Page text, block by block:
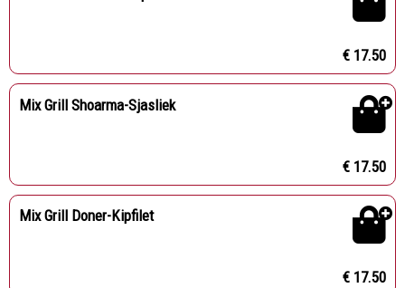
€ 17.50
Mix Grill Shoarma-Sjasliek
€ 17.50
Mix Grill Doner-Kipfilet
€ 17.50